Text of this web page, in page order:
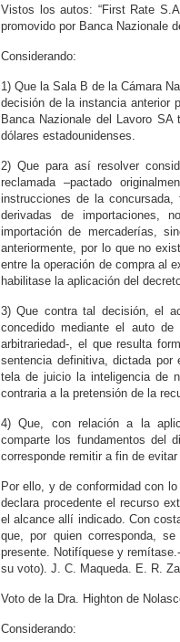
Vistos los autos: “First Rate
promovido por Banca Nazionale
Considerando:
1) Que la Sala B de la Cámara
decisión de la instancia anterior
Banca Nazionale del Lavoro
dólares estadounidenses.
2) Que para así resolver
reclamada –pactado
instrucciones de la concursada,
derivadas de importaciones,
importación de mercaderías,
anteriormente, por lo que no
entre la operación de compra al
habilitase la aplicación del
3) Que contra tal decisión, el
concedido mediante el auto
arbitrariedad-, el que resulta
sentencia definitiva, dictada
tela de juicio la inteligencia de
contraria a la pretensión de la
4) Que, con relación a la
comparte los fundamentos del
corresponde remitir a fin de
Por ello, y de conformidad con
declara procedente el recurso
el alcance allí indicado. Con
que, por quien corresponda,
presente. Notifíquese y
su voto). J. C. Maqueda. E. R.
Voto de la Dra. Highton de
Considerando: